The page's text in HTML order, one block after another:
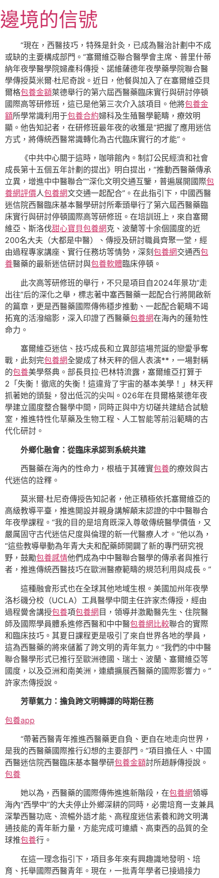
至
主
內
容
邊境的信號
“現在，西醫技巧，特殊是針灸，已成為醫治計劃中不成
或缺的主要構成部門。”塞爾維亞聯合醫學會主席、普里什蒂
納年夜學醫學院婦產科傳授、諾維薩德年夜學藥學院聯合醫
學傳授莫米爾·杜尼奇說。近日，他餐與加入了在塞爾維亞貝
爾格包養金額萊德舉行的第六屆西醫藥臨床實行與研討停頓
國際高等研修班，這已是他第三次介入該項目。他將包養金
額所學常識利用于包養合約婦科及生殖醫學範疇，療效明
顯。他告知記者，在研修班最年夜的收獲是“把握了應用迷信
方式，將傳統西醫常識轉化為古代臨床實行的才能”。
《中共中心關于這時，咖啡館內。制訂公民經濟和社會
成長第十五個五年計劃的提出》明白提出，“推動西醫藥傳承
立異，增進中中醫聯合”“深化文明交通互鑒，普遍展開國際包
養網評價人包養網文交通一起配合”。在此指引下，中國西醫
迷信院西醫臨床基本醫學研討所牽頭舉行了第六屆西醫藥臨
床實行與研討停頓國際高等研修班。在培訓班上，來自塞爾
維亞、斯洛伐甜心寶貝包養網克、波蘭等十余個國度的近
200名大夫（大都是中醫）、傳授及研討職員齊聚一堂，經
由過程專家講座、實行任務坊等情勢，深刻 包養網交通西包
養醫藥的最新迷信研討與包養軟體臨床停頓。
此次高等研修班的舉行，不只是項目自2024年景功“走
出往”后的深化之舉，標志著中塞西醫藥一起配合行將開啟新
的篇章，更是西醫藥國際傳佈穩步推動、一起配合範疇不竭
拓寬的活潑縮影，深入印證了西醫藥包養網在海內的蓬勃性
命力。
塞爾維亞迷信、技巧成長和立異部這場荒誕的戀愛爭奪
戰，此刻完包養網全變成了林天秤的個人表演**，一場對稱
的包養美學祭典。部長貝拉·巴林特流露，塞爾維亞打算于
2「失衡！徹底的失衡！這違背了宇宙的基本美學！」林天秤
抓著她的頭髮，發出低沉的尖叫。026年在貝爾格萊德年夜
學建立國度整合醫學中間，同時正與中方切磋共建結合試驗
室，推進特性化草藥及生物工程、人工智能等前沿範疇的古
代化研討。
外鄉化融會：從臨床承認到系統共建
西醫藥在海內的性命力，根植于其確實包養的療效與古
代迷信的詮釋。
莫米爾·杜尼奇傳授告知記者，他正積極依托塞爾維亞的
高級教導平臺，推進開設并親身講解顛末認證的中中醫聯合
年夜學課程。“我的目的是培育既深入尊敬傳統醫學價值，又
嚴厲固守古代迷信尺度與倫理的新一代醫療人才。”他以為，
“這些教導舉動為年青大夫和配藥師開闢了新的專門研究視
野，鼓勵包養感情他們成為中中醫聯合醫學的傳承者與推行
者，推進傳統西醫技巧在歐洲醫療範疇的規范利用與成長。”
這種融會形式也在全球其他地域生根。美國加州年夜學
洛杉磯分校（UCLA）工具醫學中間主任許家杰傳授，經由
過程黌舍講授包養項包養網目，領導并激勵醫先生、住院醫
師及國際學員體系進修西醫和中中醫包養網比較聯合的實際
和臨床技巧。其夏日課程更是吸引了來自世界各地的學員，
這為西醫藥的將來儲蓄了跨文明的青年氣力。“我們的中中醫
聯合醫學形式已推行至歐洲德國、瑞士、波蘭、塞爾維亞等
國度，以及亞洲和南美洲，連續擴展西醫藥的國際影響力。”
許家杰傳授說。
芳華氣力：擔負跨文明轉譯的時期任務
包養app
“帶著西醫青年推進西醫藥更自負、更自在地走向世界，
是我的西醫藥國際推行幻想的主要部門。”項目擔任人、中國
西醫迷信院西醫臨床基本醫學研包養金額討所趙靜傳授說。
包養
她以為，西醫藥的國際傳佈進進新階段，在包養網領導
海內“西學中”的大夫停止外鄉深耕的同時，必需培育一支兼具
深摯西醫功底、流暢外語才能、高程度迷信素養和跨文明溝
通技能的青年新力量，方能完成可連續、高東西的品質的全
球推包養行。
在這一理念指引下，項目多年來有興趣識地發明、培
育、托舉國際西醫青年。現在，一批青年學者已接過接力